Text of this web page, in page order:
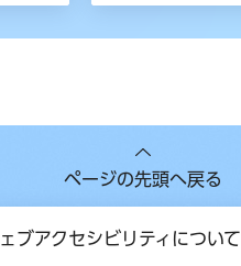
ページの先頭へ戻る
ブアクセシビリティについて